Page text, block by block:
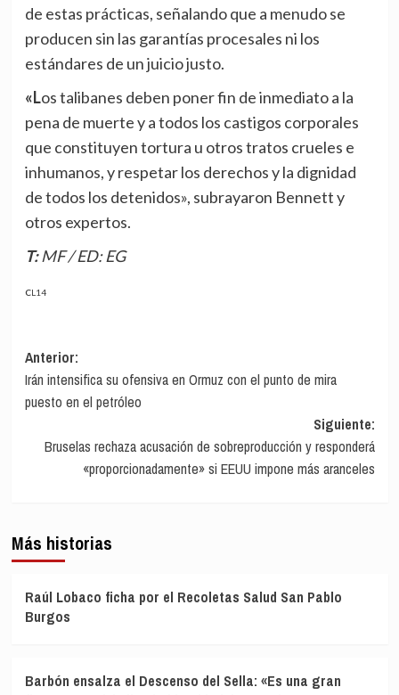
de estas prácticas, señalando que a menudo se
producen sin las garantías procesales ni los
estándares de un juicio justo.
«Los talibanes deben poner fin de inmediato a la
pena de muerte y a todos los castigos corporales
que constituyen tortura u otros tratos crueles e
inhumanos, y respetar los derechos y la dignidad
de todos los detenidos», subrayaron Bennett y
otros expertos.
T: MF / ED: EG
CL14
Navegación
de
entradas
Anterior:
Irán intensifica su ofensiva en Ormuz con el punto de mira
puesto en el petróleo
Siguiente:
Bruselas rechaza acusación de sobreproducción y responderá
«proporcionadamente» si EEUU impone más aranceles
Más historias
Raúl Lobaco ficha por el Recoletas Salud San Pablo
Burgos
Barbón ensalza el Descenso del Sella: «Es una gran